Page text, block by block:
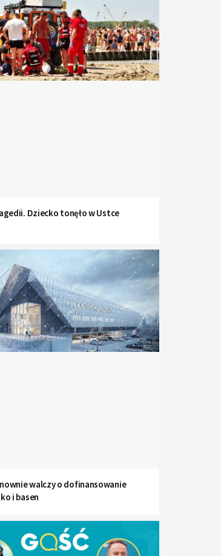
Dziecko tonęło w Ustce
walczy o dofinansowanie
i basen